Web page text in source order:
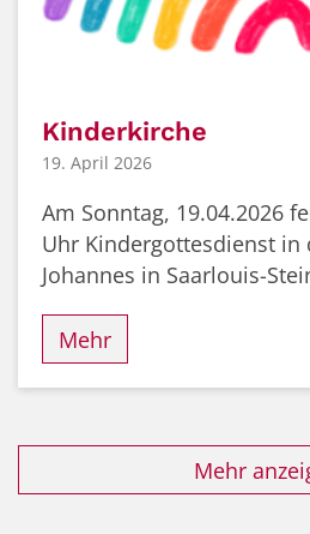
Kinderkirche
19. April 2026
Am Sonntag, 19.04.2026
Uhr Kindergottesdienst in
Johannes in Saarlouis-
Mehr
Mehr